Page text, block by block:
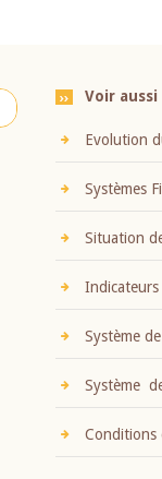
Voir aussi
Evolution
Systèmes
Situation
Indicateurs
Système
Système
Conditions